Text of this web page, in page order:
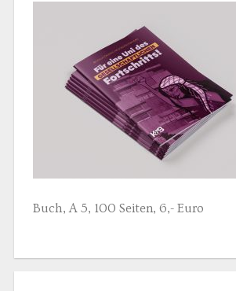
Buch, A 5, 100 Seiten, 6,- Euro